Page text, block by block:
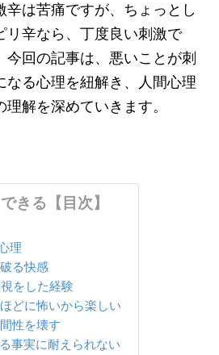
は苦痛ですが、ちょっとし
リ辛なら、丁度良い刺激で
今回の記事は、悪いことが刺
なる心理を紐解き、人間心理
理解を深めていきます。
きる【目次】
理
る快感
をした経験
どに怖いから楽しい
性を壊す
事実に耐えられない